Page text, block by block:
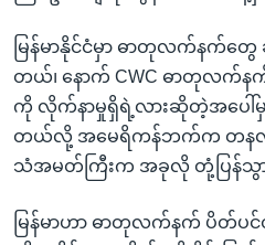
မြန်မာနိုင်ငံမှာ ဓာတုလက်နက်
တယ်၊ နောက် CWC ဓာတုလက်န
ကို လိုက်နာမှုရှိရဲ့လားဆိုတဲ့အပေါ်မှ
တယ်လို့ အမေရိကန်ဘက်က တနင်္လာ
သံအမတ်ကြီးက အခုလို တုံ့ပြန်သွာ
မြန်မာဟာ ဓာတုလက်နက် ပိတ်ပင်တ